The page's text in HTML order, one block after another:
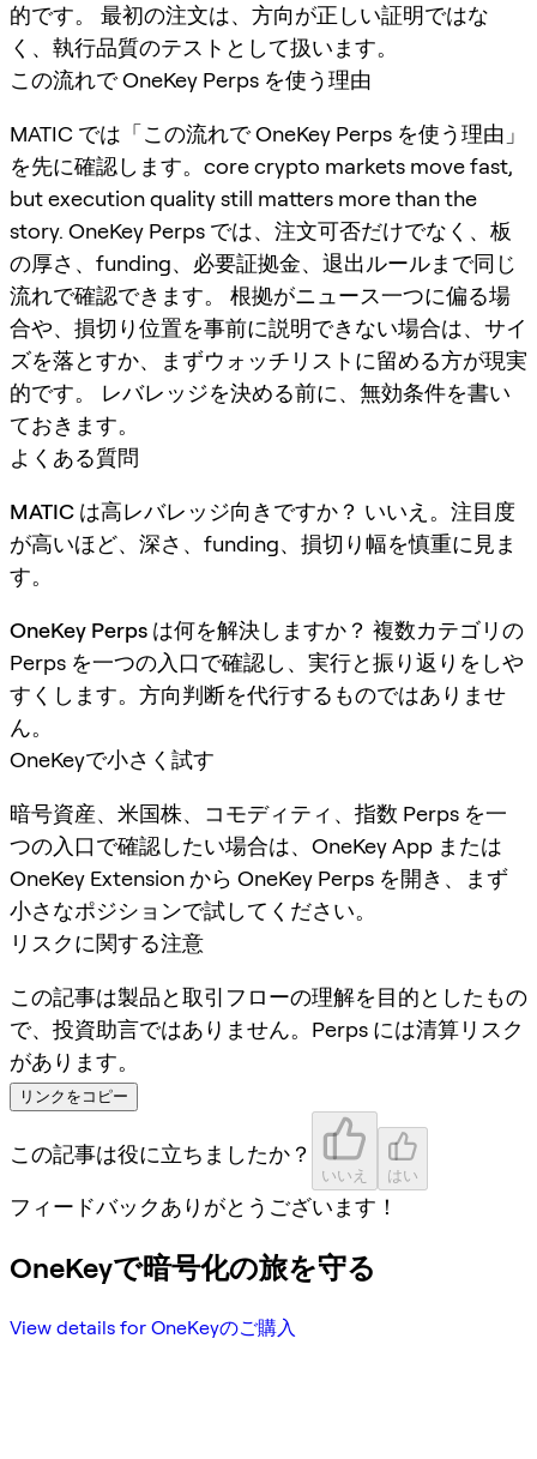
的です。 最初の注文は、方向が正しい証明ではな
く、執行品質のテストとして扱います。
この流れで OneKey Perps を使う理由
MATIC では「この流れで OneKey Perps を使う理由」
を先に確認します。core crypto markets move fast,
but execution quality still matters more than the
story. OneKey Perps では、注文可否だけでなく、板
の厚さ、funding、必要証拠金、退出ルールまで同じ
流れで確認できます。 根拠がニュース一つに偏る場
合や、損切り位置を事前に説明できない場合は、サイ
ズを落とすか、まずウォッチリストに留める方が現実
的です。 レバレッジを決める前に、無効条件を書い
ておきます。
よくある質問
MATIC は高レバレッジ向きですか？ いいえ。注目度
が高いほど、深さ、funding、損切り幅を慎重に見ま
す。
OneKey Perps は何を解決しますか？ 複数カテゴリの
Perps を一つの入口で確認し、実行と振り返りをしや
すくします。方向判断を代行するものではありませ
ん。
OneKeyで小さく試す
暗号資産、米国株、コモディティ、指数 Perps を一
つの入口で確認したい場合は、OneKey App または
OneKey Extension から OneKey Perps を開き、まず
小さなポジションで試してください。
リスクに関する注意
この記事は製品と取引フローの理解を目的としたもの
で、投資助言ではありません。Perps には清算リスク
があります。
リンクをコピー
この記事は役に立ちましたか？
いいえ はい
フィードバックありがとうございます！
OneKeyで暗号化の旅を守る
View details for OneKeyのご購入